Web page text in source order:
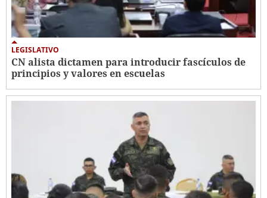
LEGISLATIVO
CN alista dictamen para introducir fascículos de
principios y valores en escuelas